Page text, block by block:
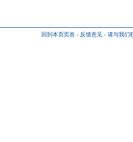
回到本页页首 - 反馈意见 - 请与我们